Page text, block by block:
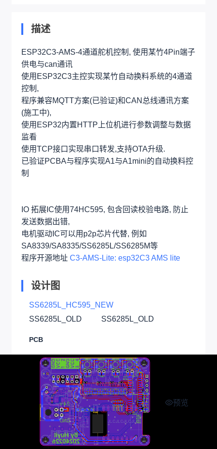
描述
ESP32C3-AMS-4通道舵机控制, 使用某竹4Pin端子
供电与can通讯
使用ESP32C3主控实现某竹自动换料系统的4通道
控制,
程序兼容MQTT方案(已验证)和CAN总线通讯方案
(施工中),
使用ESP32内置HTTP上位机进行参数调整与数据
监看
使用TCP接口实现串口转发,支持OTA升级.
已验证PCBA与程序实现A1与A1mini的自动换料控
制
IO 拓展IC使用74HC595, 包含回读校验电路, 防止
发送数据出错,
电机驱动IC可以用p2p芯片代替, 例如
SA8339/SA8335/SS6285L/SS6285M等
程序开源地址 C3-AMS-Lite: esp32C3 AMS lite
设计图
SS6285L_HC595_NEW
SS6285L_OLD
SS6285L_OLD
PCB
预览